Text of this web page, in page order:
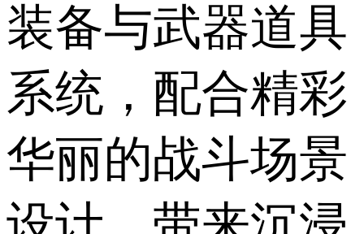
装备与武器道具
系统，配合精彩
华丽的战斗场景